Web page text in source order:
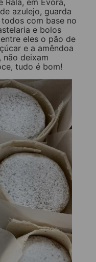
azulejo, guarda
com base no
e bolos
eles o pão de
e a amêndoa
deixam
tudo é bom!